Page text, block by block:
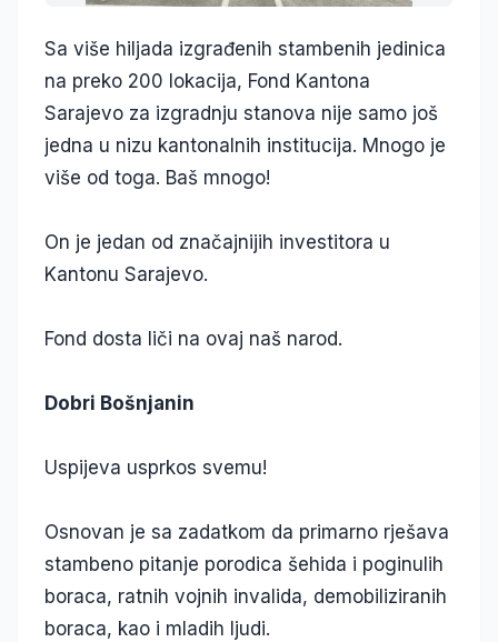
Sa više hiljada izgrađenih stambenih jedinica
na preko 200 lokacija, Fond Kantona
Sarajevo za izgradnju stanova nije samo još
jedna u nizu kantonalnih institucija. Mnogo je
više od toga. Baš mnogo!
On je jedan od značajnijih investitora u
Kantonu Sarajevo.
Fond dosta liči na ovaj naš narod.
Dobri Bošnjanin
Uspijeva usprkos svemu!
Osnovan je sa zadatkom da primarno rješava
stambeno pitanje porodica šehida i poginulih
boraca, ratnih vojnih invalida, demobiliziranih
boraca, kao i mladih ljudi.